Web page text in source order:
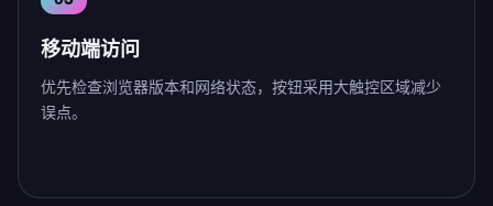
移动端访问
优先检查浏览器版本和网络状态，按钮采用大触控区域减少
误点。